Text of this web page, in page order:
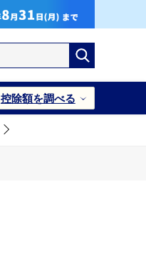
控除額を調べる